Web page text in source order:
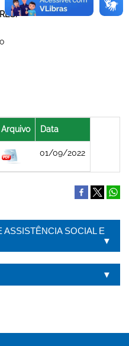
Arquivo Data
01/09/2022
ASSISTÊNCIA SOCIAL E